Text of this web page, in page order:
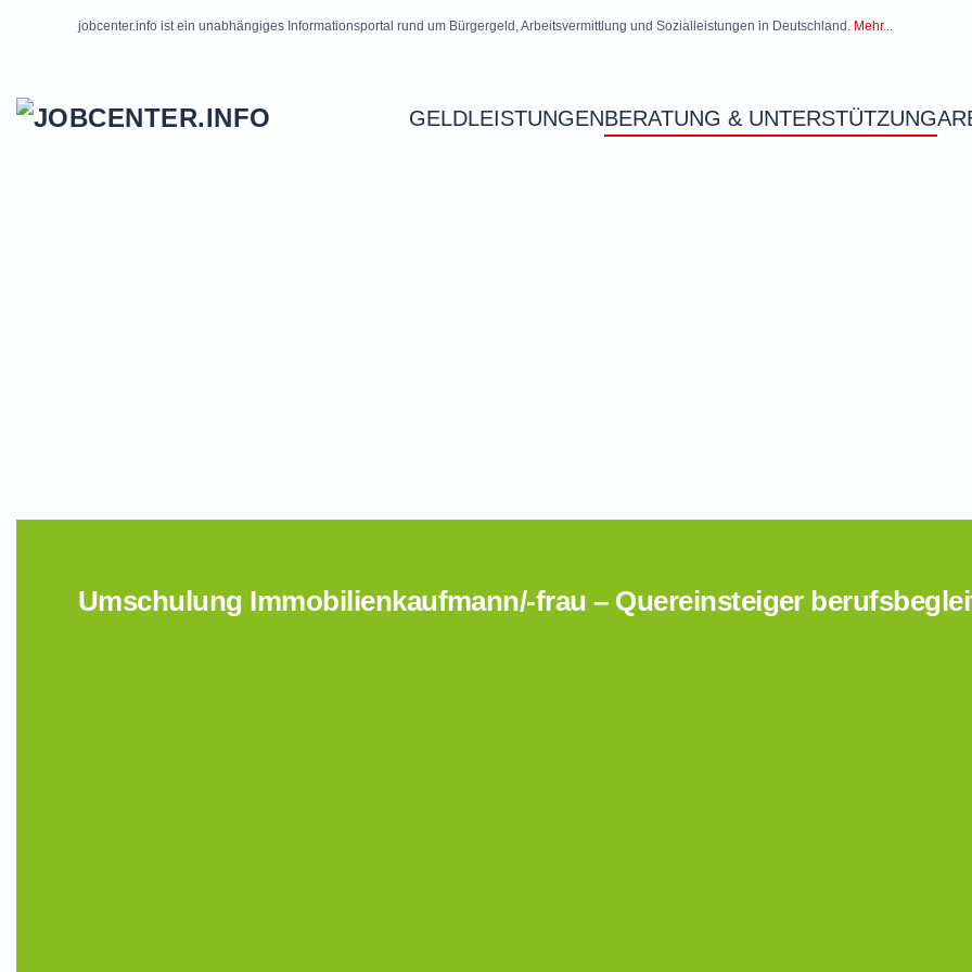
jobcenter.info ist ein unabhängiges Informationsportal rund um Bürgergeld, Arbeitsvermittlung und Sozialleistungen in Deutschland. Mehr...
GELDLEISTUNGENBERATUNG & UNTERSTÜTZUNG
Umschulung Immobilienkaufmann/-frau – Quereinsteiger